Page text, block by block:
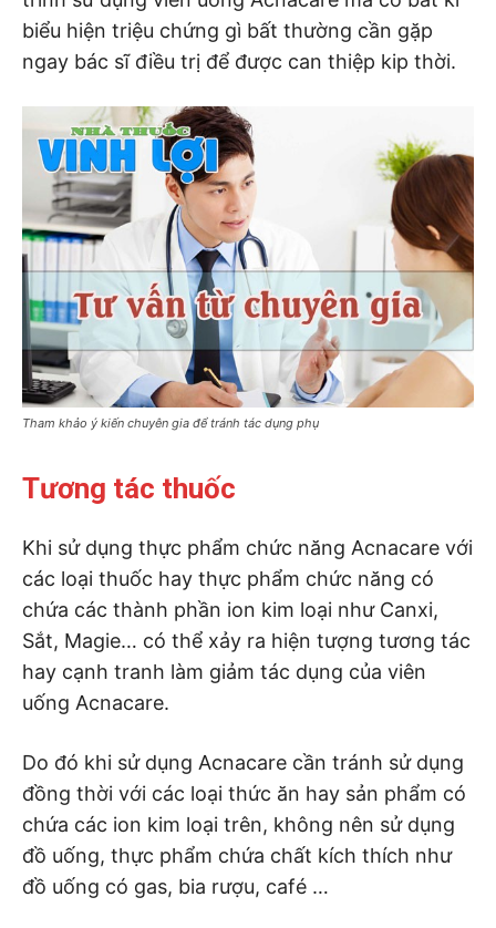
biểu hiện triệu chứng gì bất thường cần gặp
ngay bác sĩ điều trị để được can thiệp kip thời.
Tham khảo ý kiến chuyên gia để tránh tác dụng phụ
Tương tác thuốc
Khi sử dụng thực phẩm chức năng Acnacare với
các loại thuốc hay thực phẩm chức năng có
chứa các thành phần ion kim loại như Canxi,
Sắt, Magie… có thể xảy ra hiện tượng tương tác
hay cạnh tranh làm giảm tác dụng của viên
uống Acnacare.
Do đó khi sử dụng Acnacare cần tránh sử dụng
đồng thời với các loại thức ăn hay sản phẩm có
chứa các ion kim loại trên, không nên sử dụng
đồ uống, thực phẩm chứa chất kích thích như
đồ uống có gas, bia rượu, café …